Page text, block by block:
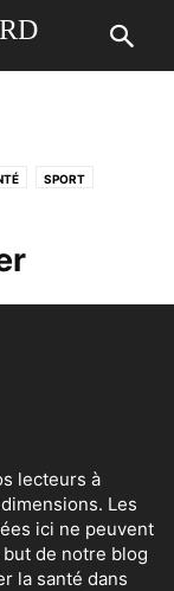
SPORT
lecteurs à
Les
ici ne peuvent
de notre blog
la santé dans